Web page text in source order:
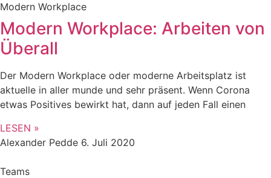
Modern Workplace
Modern Workplace: Arbeiten von
Überall
Der Modern Workplace oder moderne Arbeitsplatz ist
aktuelle in aller munde und sehr präsent. Wenn Corona
etwas Positives bewirkt hat, dann auf jeden Fall einen
LESEN »
Alexander Pedde 6. Juli 2020
Teams